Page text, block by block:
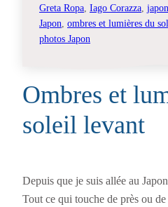
Greta Ropa Iago Corazza japon
Japon ombres et lumières du
photos Japon
Ombres et
soleil levant
Depuis que je suis allée au
Tout ce qui touche de près ou